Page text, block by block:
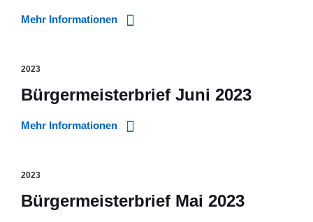
Mehr Informationen
2023
Bürgermeisterbrief Juni 2023
Mehr Informationen
2023
Bürgermeisterbrief Mai 2023